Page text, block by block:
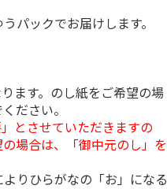
パックでお届けします。
ます。のし紙をご希望の場
ださい。
とさせていただきますの
場合は、「御中元のし」を
りひらがなの「お」になる